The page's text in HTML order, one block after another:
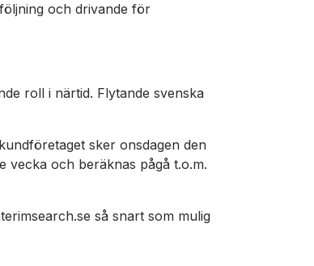
och drivande för
roll i närtid. Flytande svenska
sker onsdagen den
vecka och beräknas pågå t.o.m.
så snart som mulig